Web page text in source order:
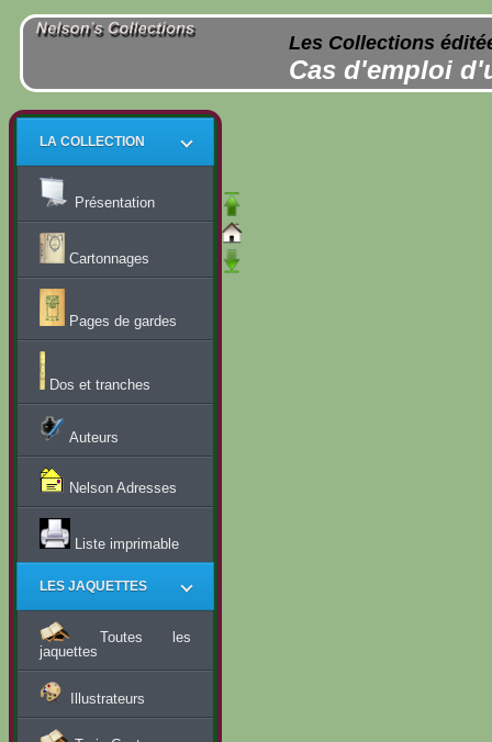
Les Collections
Cas d'emploi
LA COLLECTION
Présentation
Cartonnages
Pages de gardes
Dos et tranches
Auteurs
Nelson Adresses
Liste imprimable
LES JAQUETTES
Toutes les
jaquettes
Illustrateurs